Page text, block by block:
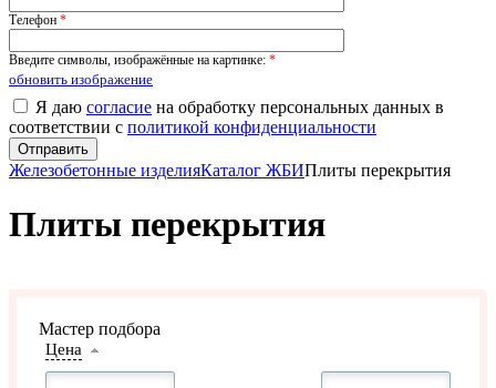
Телефон *
Введите символы, изображённые на картинке: *
обновить изображение
Я даю согласие на обработку персональных данных в
соответствии с политикой конфиденциальности
Железобетонные изделияКаталог ЖБИПлиты перекрытия
Плиты перекрытия
Мастер подбора
Цена